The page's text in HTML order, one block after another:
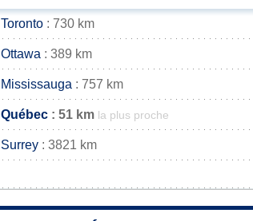
Toronto : 730 km
Ottawa : 389 km
Mississauga : 757 km
Québec : 51 km la plus proche
Surrey : 3821 km